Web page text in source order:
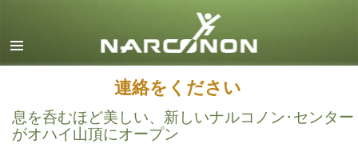
デンマーク語
ドイツ語
ギリシャ語
連絡をください
息を呑むほど美しい、新しいナルコノン･センター
がオハイ山頂にオープン